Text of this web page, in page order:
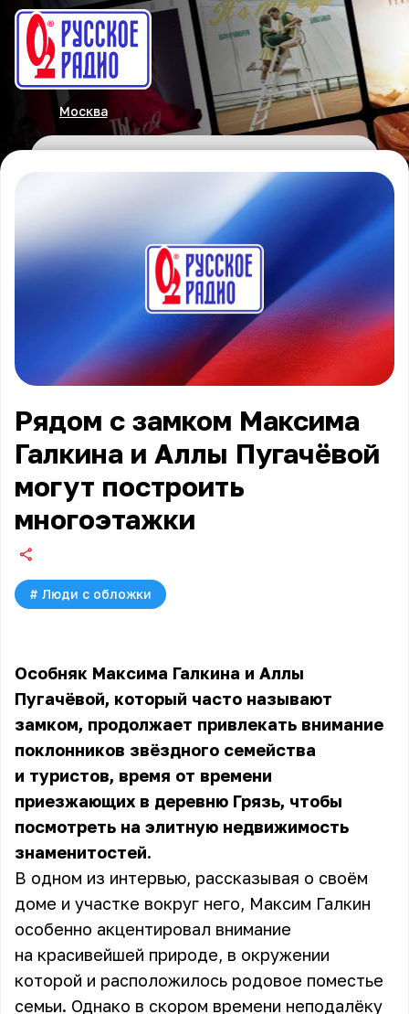
Москва
Рядом с замком Максима
Галкина и Аллы Пугачёвой
могут построить
многоэтажки
# Люди с обложки
Особняк Максима Галкина и Аллы
Пугачёвой, который часто называют
замком, продолжает привлекать внимание
поклонников звёздного семейства
и туристов, время от времени
приезжающих в деревню Грязь, чтобы
посмотреть на элитную недвижимость
знаменитостей.
В одном из интервью, рассказывая о своём
доме и участке вокруг него, Максим Галкин
особенно акцентировал внимание
на красивейшей природе, в окружении
которой и расположилось родовое поместье
семьи. Однако в скором времени неподалёку